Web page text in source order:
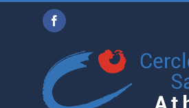
Facebook
CAPTURE